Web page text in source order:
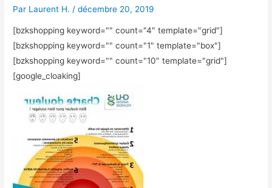
Par Laurent H. /décembre 20, 2019
[bzkshopping keyword="" count="4" template="grid"]
[bzkshopping keyword="" count="1" template="box"]
[bzkshopping keyword="" count="10" template="grid"]
[google_cloaking]